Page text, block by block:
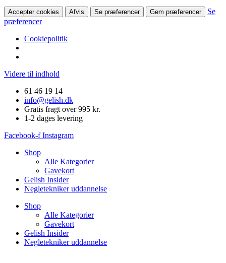
Accepter cookies Afvis Se præferencer Gem præferencer
Se
præferencer
Cookiepolitik
Videre til indhold
61 46 19 14
info@gelish.dk
Gratis fragt over 995 kr.
1-2 dages levering
Facebook-f Instagram
Shop
Alle Kategorier
Gavekort
Gelish Insider
Negletekniker uddannelse
Shop
Alle Kategorier
Gavekort
Gelish Insider
Negletekniker uddannelse